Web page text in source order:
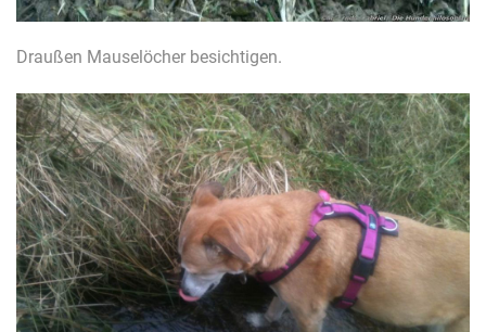
Draußen Mauselöcher besichtigen.